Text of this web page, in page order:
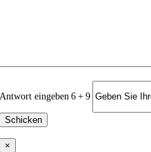
Antwort eingeben 6 + 9
×